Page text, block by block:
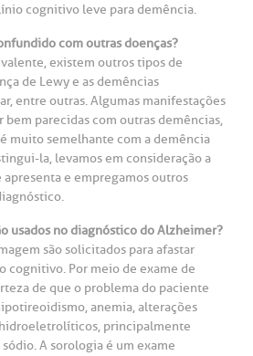
cognitivo leve para demência.
com outras doenças?
existem outros tipos de
de Lewy e as demências
entre outras. Algumas manifestações
parecidas com outras demências,
muito semelhante com a demência
la, levamos em consideração a
apresenta e empregamos outros
usados no diagnóstico do Alzheimer?
são solicitados para afastar
cognitivo. Por meio de exame de
de que o problema do paciente
anemia, alterações
principalmente
A sorologia é um exame